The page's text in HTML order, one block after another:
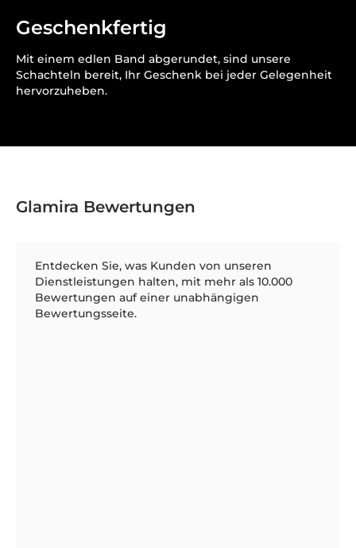
Geschenkfertig
Mit einem edlen Band abgerundet, sind unsere
Schachteln bereit, Ihr Geschenk bei jeder Gelegenheit
hervorzuheben.
Glamira Bewertungen
Entdecken Sie, was Kunden von unseren
Dienstleistungen halten, mit mehr als 10.000
Bewertungen auf einer unabhängigen
Bewertungsseite.